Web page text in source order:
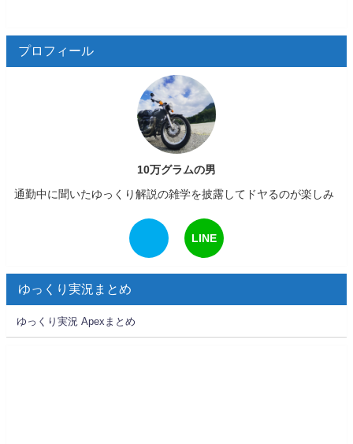
プロフィール
10万グラムの男
通勤中に聞いたゆっくり解説の雑学を披露してドヤるのが楽しみ
LINE
ゆっくり実況まとめ
ゆっくり実況 Apexまとめ